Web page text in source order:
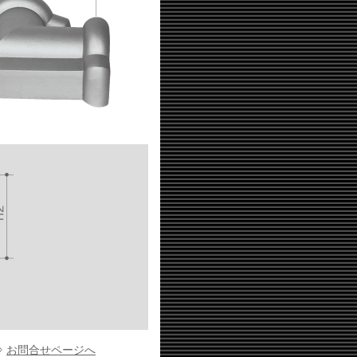
お問合せページへ